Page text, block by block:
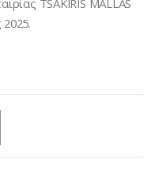
TSAKIRIS MALLAS